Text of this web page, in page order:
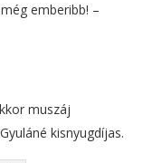
emberibb! –
muszáj
kisnyugdíjas.